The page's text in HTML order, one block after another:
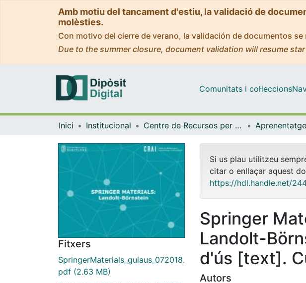
Amb motiu del tancament d'estiu, la validació de
molèsties.
Con motivo del cierre de verano, la validación de documentos
Due to the summer closure, document validation will resume
Comunitats i col·leccions
Inici Institucional Centre de Recursos per a l'Aprenentatge i la Investigació (CRAI-UB) - Institucional
Fitxers
SpringerMaterials_guiaus_072018.
pdf (2.63 MB)
Si us plau utilitzeu
citar o enllaçar aquest
https://hdl.handle.net/
Springer
Landolt-
d'ús [text].
Autors